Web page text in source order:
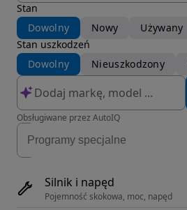
Stan
Dowolny
Nowy
Używany
Stan uszkodzeń
Dowolny
Nieuszkodzony
Obsługiwane przez AutoIQ
Silnik i napęd
Pojemność skokowa, moc, napęd